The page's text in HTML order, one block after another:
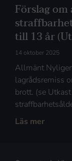
Förslag
till 13 år
14 oktober 2025
Allmänt
lagrådsremiss
brott. (se
Läs mer